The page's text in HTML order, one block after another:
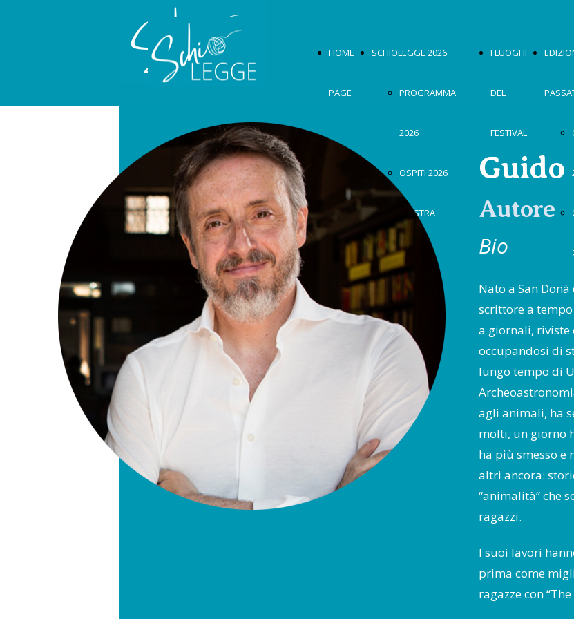
HOME
PAGE
SCHIOLEGGE 2026
PROGRAMMA
2026
OSPITI 2026
MOSTRA
2026
I LUOGHI
DEL
FESTIVAL
Guido
Autore
Bio
Nato a San
scrittore a
a giornali, riviste
occupandosi di
lungo tempo di
agli animali, ha
molti, un giorno
ha più smesso
altri ancora:
“animalità” che
ragazzi.
I suoi lavori
prima come
ragazze con “The